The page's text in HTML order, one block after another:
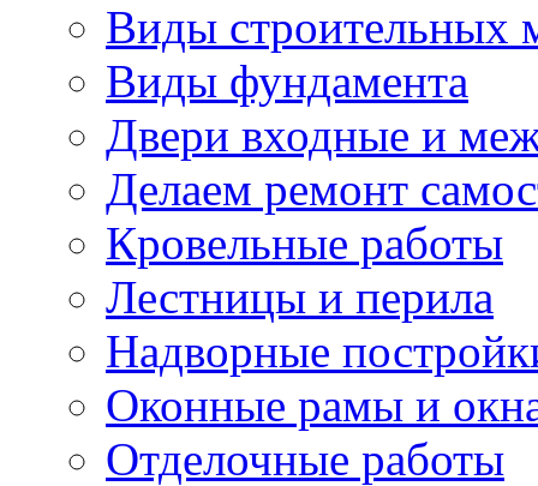
Виды строительных
Виды фундамента
Двери входные и
Делаем ремонт
Кровельные работы
Лестницы и перила
Надворные
Оконные рамы и
Отделочные работы